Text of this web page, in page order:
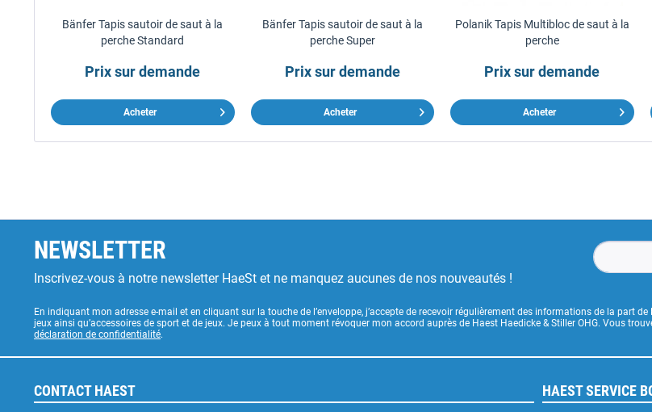
Bänfer Tapis sautoir de saut à la
perche Standard
Prix sur demande
Acheter
Bänfer Tapis sautoir de saut à la
perche Super
Prix sur demande
Acheter
Polanik Tapis Multibloc de saut à la
perche
Prix sur demande
Acheter
NEWSLETTER
Inscrivez-vous à notre newsletter HaeSt et ne manquez aucunes de nos nouveautés !
En indiquant mon adresse e-mail et en cliquant sur la touche de l’enveloppe, j’accepte de recevoir régulièrement des informations de la part
jeux ainsi qu’accessoires de sport et de jeux. Je peux à tout moment révoquer mon accord auprès de Haest Haedicke & Stiller OHG. Vous
déclaration de confidentialité.
CONTACT HAEST HAEST SERVICE